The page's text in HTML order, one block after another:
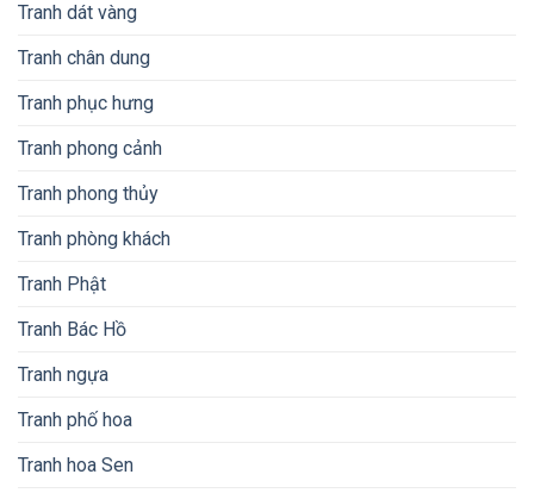
Tranh dát vàng
Tranh chân dung
Tranh phục hưng
Tranh phong cảnh
Tranh phong thủy
Tranh phòng khách
Tranh Phật
Tranh Bác Hồ
Tranh ngựa
Tranh phố hoa
Tranh hoa Sen